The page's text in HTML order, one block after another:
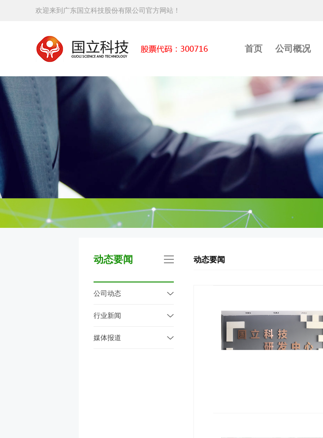
欢迎来到广东国立科技股份有限公司官方网站！
首页 公司概况
动态要闻
公司动态
行业新闻
媒体报道
动态要闻